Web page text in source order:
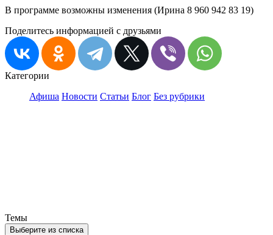
В программе возможны изменения (Ирина 8 960 942 83 19)
Поделитесь информацией с друзьями
Категории
Афиша Новости Статьи Блог Без рубрики
Темы
Выберите из списка